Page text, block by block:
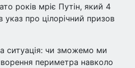
років мріє Путін, який 4
указ про цілорічний призов
ситуація: чи зможемо ми
периметра навколо